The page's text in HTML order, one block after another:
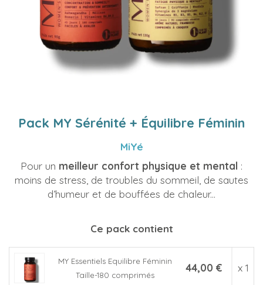
Pack MY Sérénité + Équilibre Féminin
MiYé
Pour un meilleur confort physique et mental :
moins de stress, de troubles du sommeil, de sautes
d’humeur et de bouffées de chaleur...
Ce pack contient
MY Essentiels Equilibre Féminin
Taille-180 comprimés
44,00 € x 1